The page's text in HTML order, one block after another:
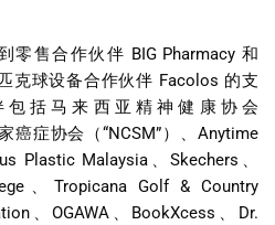
零售合作伙伴 BIG Pharmacy 和
克球设备合作伙伴 Facolos 的支
括马来西亚精神健康协会
癌症协会（“NCSM”）、 Anytime
Plastic Malaysia Skechers
Tropicana Golf & Country
OGAWA BookXcess
Dr.